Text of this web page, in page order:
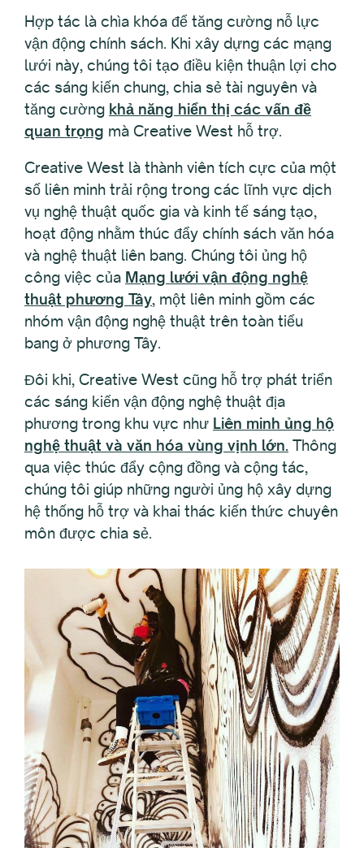
Hợp tác là chìa khóa để tăng cường nỗ lực
vận động chính sách. Khi xây dựng các mạng
lưới này, chúng tôi tạo điều kiện thuận lợi cho
các sáng kiến chung, chia sẻ tài nguyên và
tăng cường khả năng hiển thị các vấn đề
quan trọng mà Creative West hỗ trợ.
Creative West là thành viên tích cực của một
số liên minh trải rộng trong các lĩnh vực dịch
vụ nghệ thuật quốc gia và kinh tế sáng tạo,
hoạt động nhằm thúc đẩy chính sách văn hóa
và nghệ thuật liên bang. Chúng tôi ủng hộ
công việc của Mạng lưới vận động nghệ
thuật phương Tây, một liên minh gồm các
nhóm vận động nghệ thuật trên toàn tiểu
bang ở phương Tây.
Đôi khi, Creative West cũng hỗ trợ phát triển
các sáng kiến vận động nghệ thuật địa
phương trong khu vực như Liên minh ủng hộ
nghệ thuật và văn hóa vùng vịnh lớn. Thông
qua việc thúc đẩy cộng đồng và cộng tác,
chúng tôi giúp những người ủng hộ xây dựng
hệ thống hỗ trợ và khai thác kiến thức chuyên
môn được chia sẻ.